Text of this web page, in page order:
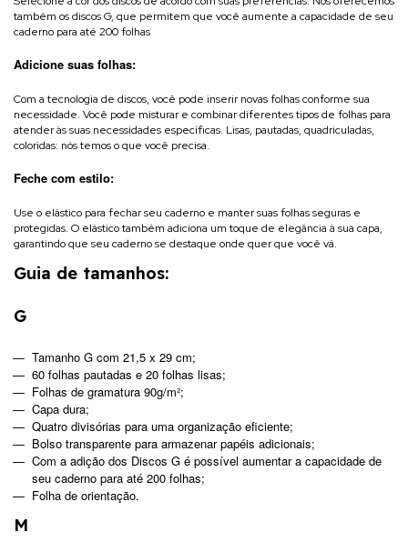
também os discos G, que permitem que você aumente a capacidade de seu
caderno para até 200 folhas
Adicione suas folhas:
Com a tecnologia de discos, você pode inserir novas folhas conforme sua
necessidade. Você pode misturar e combinar diferentes tipos de folhas para
atender às suas necessidades específicas. Lisas, pautadas, quadriculadas,
coloridas: nós temos o que você precisa.
Feche com estilo:
Use o elástico para fechar seu caderno e manter suas folhas seguras e
protegidas. O elástico também adiciona um toque de elegância à sua capa,
garantindo que seu caderno se destaque onde quer que você vá.
Guia de tamanhos:
G
Tamanho G com 21,5 x 29 cm;
60 folhas pautadas e 20 folhas lisas;
Folhas de gramatura 90g/m²;
Capa dura;
Quatro divisórias para uma organização eficiente;
Bolso transparente para armazenar papéis adicionais;
Com a adição dos Discos G é possível aumentar a capacidade de
seu caderno para até 200 folhas;
Folha de orientação.
M